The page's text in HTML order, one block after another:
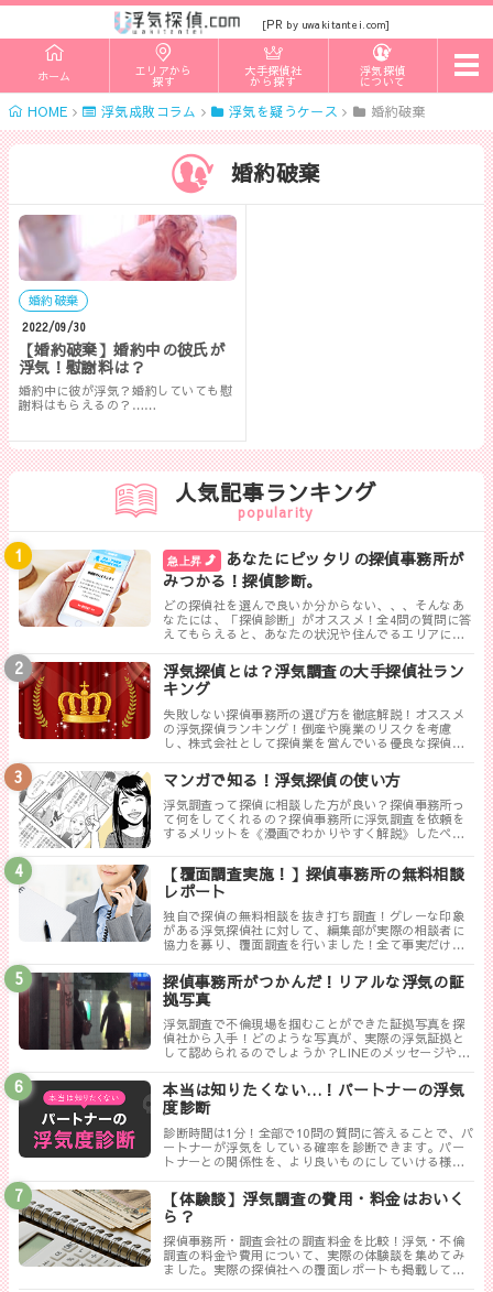
[PR by uwakitantei.com]
ホーム エリアから
探す
大手探偵社
から探す
浮気探偵
について
t
o
g
l
e
HOME 浮気成敗コラム 浮気を疑うケース 婚約破棄
婚約破棄
婚約破棄
2022/09/30
【婚約破棄】婚約中の彼氏が
浮気！慰謝料は？
婚約中に彼が浮気？婚約していても慰
謝料はもらえるの？……
人気記事ランキング
popularity
急上昇
あなたにピッタリの探偵事務所が
みつかる！探偵診断。
どの探偵社を選んで良いか分からない、、、そんなあ
なたには、「探偵診断」がオススメ！全4問の質問に答
えてもらえると、あなたの状況や住んでるエリアに対
つけることができます。
浮気探偵とは？浮気調査の大手探偵社ラン
キング
失敗しない探偵事務所の選び方を徹底解説！オススメ
の浮気探偵ランキング！倒産や廃業のリスクを考慮
し、株式会社として探偵業を営んでいる優良な探偵事
らに高い調査力が評判の探偵事務所を厳選しました。
マンガで知る！浮気探偵の使い方
浮気調査って探偵に相談した方が良い？探偵事務所っ
て何をしてくれるの？探偵事務所に浮気調査を依頼を
するメリットを《漫画でわかりやすく解説》したペー
【覆面調査実施！】探偵事務所の無料相談
レポート
独自で探偵の無料相談を抜き打ち調査！グレーな印象
がある浮気探偵社に対して、編集部が実際の相談者に
協力を募り、覆面調査を行いました！全て事実だけ書
探偵事務所がつかんだ！リアルな浮気の証
拠写真
浮気調査で不倫現場を掴むことができた証拠写真を探
偵社から入手！どのような写真が、実際の浮気証拠と
して認められるのでしょうか？LINEのメッセージやり
写真について解説します。
本当は知りたくない…！パートナーの浮気
度診断
診断時間は1分！全部で10問の質問に答えることで、パ
ートナーが浮気をしている確率を診断できます。パー
トナーとの関係性を、より良いものにしていける様に
【体験談】浮気調査の費用・料金はおいく
ら？
探偵事務所・調査会社の調査料金を比較！浮気・不倫
調査の料金や費用について、実際の体験談を集めてみ
ました。実際の探偵社への覆面レポートも掲載してい